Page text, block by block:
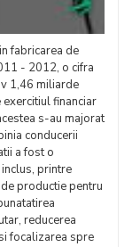
fabricarea de
- 2012, o cifra
1,46 miliarde
financiar
s-au majorat
conducerii
a fost o
printre
productie pentru
reducerea
focalizarea spre